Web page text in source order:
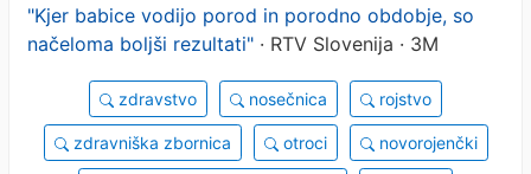
"Kjer babice vodijo porod in porodno obdobje, so
načeloma boljši rezultati" · RTV Slovenija · 3M
zdravstvo nosečnica rojstvo
zdravniška zbornica otroci novorojenčki